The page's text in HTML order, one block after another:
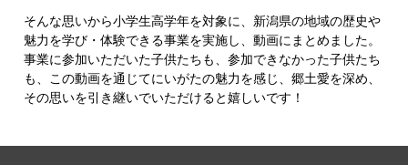
そんな思いから小学生高学年を対象に、新潟県の地域の歴史や
魅力を学び・体験できる事業を実施し、動画にまとめました。
事業に参加いただいた子供たちも、参加できなかった子供たち
も、この動画を通じてにいがたの魅力を感じ、郷土愛を深め、
その思いを引き継いでいただけると嬉しいです！